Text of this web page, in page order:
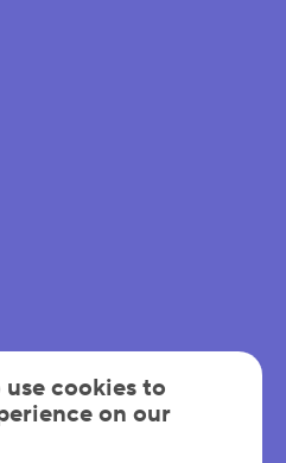
cookies to
on our